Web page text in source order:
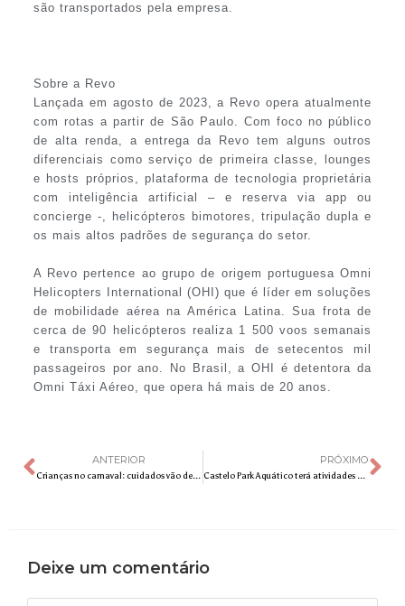
são transportados pela empresa.
Sobre a Revo
Lançada em agosto de 2023, a Revo opera atualmente
com rotas a partir de São Paulo. Com foco no público
de alta renda, a entrega da Revo tem alguns outros
diferenciais como serviço de primeira classe, lounges
e hosts próprios, plataforma de tecnologia proprietária
com inteligência artificial – e reserva via app ou
concierge -, helicópteros bimotores, tripulação dupla e
os mais altos padrões de segurança do setor.
A Revo pertence ao grupo de origem portuguesa Omni
Helicopters International (OHI) que é líder em soluções
de mobilidade aérea na América Latina. Sua frota de
cerca de 90 helicópteros realiza 1 500 voos semanais
e transporta em segurança mais de setecentos mil
passageiros por ano. No Brasil, a OHI é detentora da
Omni Táxi Aéreo, que opera há mais de 20 anos.
ANTERIOR
Crianças no carnaval: cuidados vão desde os bloquinhos até as redes sociais
PRÓXIMO
Castelo Park Aquático terá atividades especiais de Carnaval
Deixe um comentário